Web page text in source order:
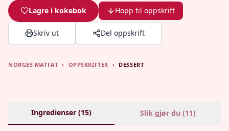
Lagre i kokebok Hopp til oppskrift
Skriv ut Del oppskrift
NORGES MATFAT › OPPSKRIFTER › DESSERT
Ingredienser (15) Slik gjør du (11)